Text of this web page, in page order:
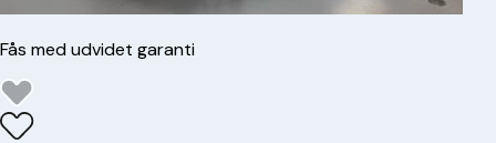
Fås med udvidet garanti